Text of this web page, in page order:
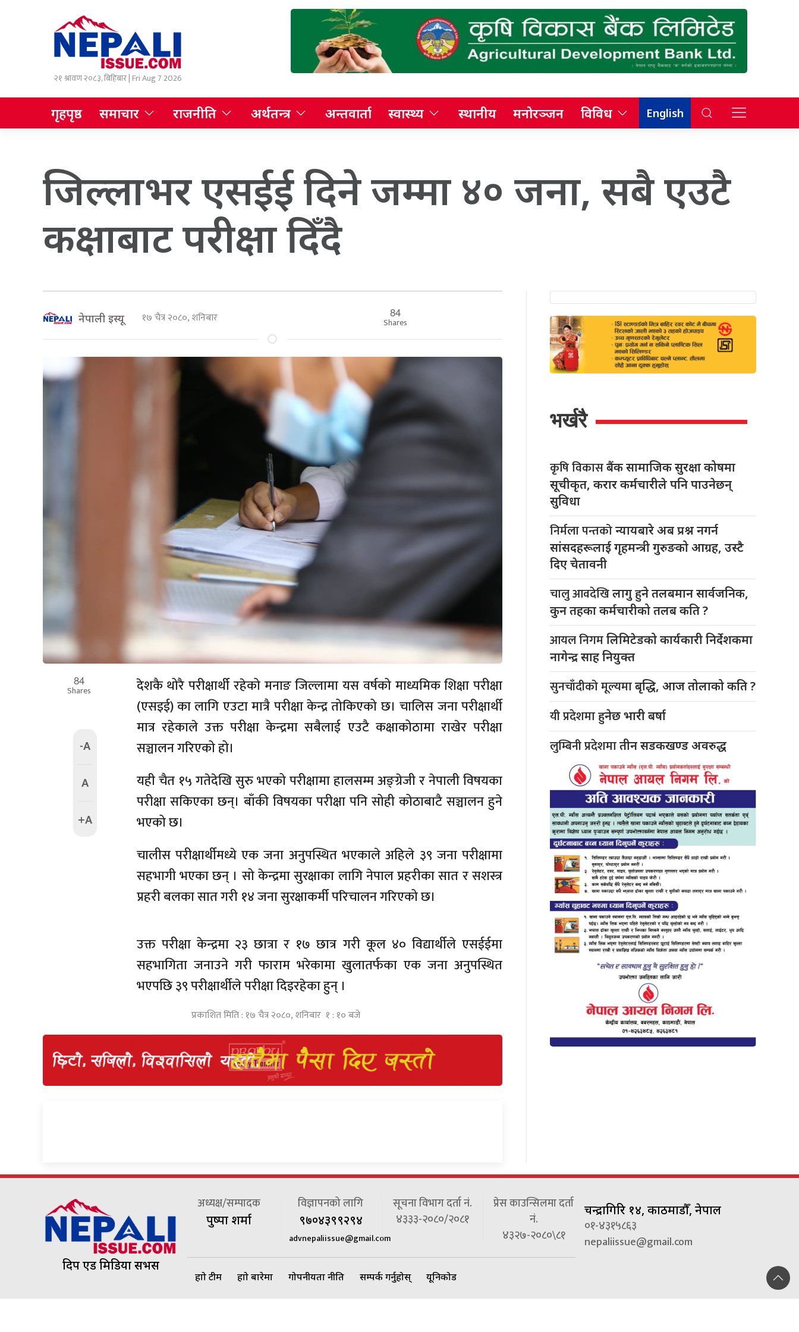
२१ श्रावण २०८३, बिहिबार | Fri Aug 7 2026
गृहपृष्ठ समाचार राजनीति अर्थतन्त्र अन्तवार्ता स्वास्थ्य स्थानीय मनोरञ्जन विविध English
जिल्लाभर एसईई दिने जम्मा ४० जना, सबै एउटै
कक्षाबाट परीक्षा दिँदै
नेपाली इस्यू १७ चैत्र २०८०, शनिबार 84
Shares
84
Shares
-A
A
+A
देशकै थोरै परीक्षार्थी रहेको मनाङ जिल्लामा यस वर्षको माध्यमिक शिक्षा परीक्षा
(एसइई) का लागि एउटा मात्रै परीक्षा केन्द्र तोकिएको छ। चालिस जना परीक्षार्थी
मात्र रहेकाले उक्त परीक्षा केन्द्रमा सबैलाई एउटै कक्षाकोठामा राखेर परीक्षा
सञ्चालन गरिएको हो।
यही चैत १५ गतेदेखि सुरु भएको परीक्षामा हालसम्म अङ्ग्रेजी र नेपाली विषयका
परीक्षा सकिएका छन्। बाँकी विषयका परीक्षा पनि सोही कोठाबाटै सञ्चालन हुने
भएको छ।
चालीस परीक्षार्थीमध्ये एक जना अनुपस्थित भएकाले अहिले ३९ जना परीक्षामा
सहभागी भएका छन् । सो केन्द्रमा सुरक्षाका लागि नेपाल प्रहरीका सात र सशस्त्र
प्रहरी बलका सात गरी १४ जना सुरक्षाकर्मी परिचालन गरिएको छ।
उक्त परीक्षा केन्द्रमा २३ छात्रा र १७ छात्र गरी कूल ४० विद्यार्थीले एसईईमा
सहभागिता जनाउने गरी फाराम भरेकामा खुलातर्फका एक जना अनुपस्थित
भएपछि ३९ परीक्षार्थीले परीक्षा दिइरहेका हुन् ।
प्रकाशित मिति : १७ चैत्र २०८०, शनिबार १ : १० बजे
भर्खरै
कृषि विकासबैंक सामाजिक सुरक्षा कोषमा
सूचीकृत, करार कर्मचारीले पनि पाउनेछन्
सुविधा
निर्मला पन्तकोन्यायबारे अब प्रश्न नगर्न
सांसदहरूलाई गृहमन्त्री गुरुङको आग्रह, उस्टै
दिए चेतावनी
चालु आवदेखिलागु हुने तलबमान सार्वजनिक,
कुन तहका कर्मचारीको तलब कति ?
आयल निगमलिमिटेडको कार्यकारी निर्देशकमा
नागेन्द्र साह नियुक्त
सुनचाँदीको मूल्यमाबृद्धि, आज तोलाको कति ?
यी प्रदेशमाहुनेछ भारी बर्षा
लुम्बिनी प्रदेशमातीन सडकखण्ड अवरुद्ध
दिप एड मिडिया सर्भिस
अध्यक्ष/सम्पादक
पुष्पा शर्मा
विज्ञापनको लागि
९७०४३९९२९४
advnepaliissue@gmail.com
सूचना विभाग दर्ता नं.
४३३३-२०८०/२०८१
प्रेस काउन्सिलमा दर्ता
नं.
४३२७-२०८०\८१
हाम्रो टीम हाम्रो बारेमा गोपनीयता नीति सम्पर्क गर्नुहोस् यूनिकोड
चन्द्रागिरि १४, काठमाडौँ, नेपाल
०१-४३१५८६३
nepaliissue@gmail.com